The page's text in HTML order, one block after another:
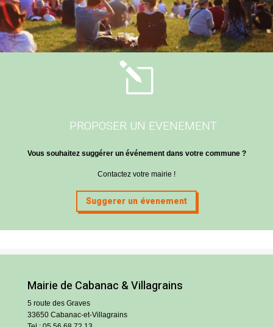
l
PROPOSER UN EVENEMENT
Vous souhaitez suggérer un événement dans votre commune ?
Contactez votre mairie !
Suggerer un évenement
Mairie de Cabanac & Villagrains
5 route des Graves
33650 Cabanac-et-Villagrains